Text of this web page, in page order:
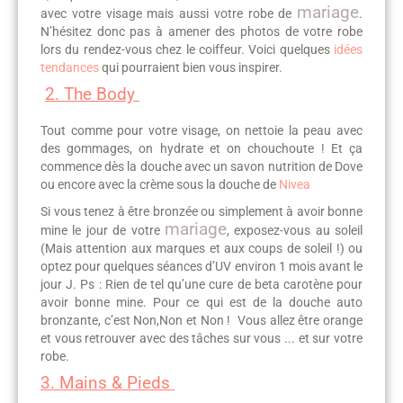
avec votre visage mais aussi votre robe de mariage.
N’hésitez donc pas à amener des photos de votre robe
lors du rendez-vous chez le coiffeur. Voici quelques idées
tendancesqui pourraient bien vous inspirer.
2. The Body
Tout comme pour votre visage, on nettoie la peau avec
des gommages, on hydrate et on chouchoute ! Et ça
commence dès la douche avec un savon nutrition de Dove
ou encore avec la crème sous la douche de Nivea
Si vous tenez à être bronzée ou simplement à avoir bonne
mine le jour de votre mariage, exposez-vous au soleil
(Mais attention aux marques et aux coups de soleil !) ou
optez pour quelques séances d’UV environ 1 mois avant le
jour J. Ps : Rien de tel qu’une cure de beta carotène pour
avoir bonne mine. Pour ce qui est de la douche auto
bronzante, c’est Non,Non et Non ! Vous allez être orange
et vous retrouver avec des tâches sur vous ... et sur votre
robe.
3. Mains & Pieds